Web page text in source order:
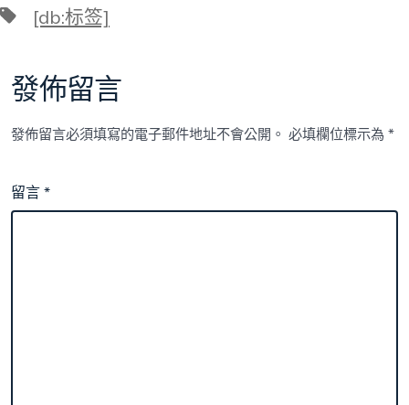
標 [db:标签]
發佈留言
發佈留言必須填寫的電子郵件地址不會公開。 必填欄位標示為*
留言*